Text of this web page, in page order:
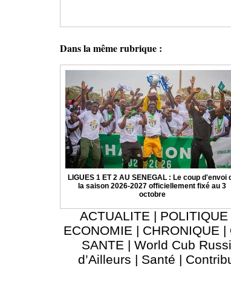
Dans la même rubrique :
LIGUES 1 ET 2 AU SENEGAL : Le coup d'envoi
la saison 2026-2027 officiellement fixé au 3
octobre
ACTUALITE | POLITIQUE
ECONOMIE | CHRONIQUE |
SANTE | World Cub
d’Ailleurs | Santé |